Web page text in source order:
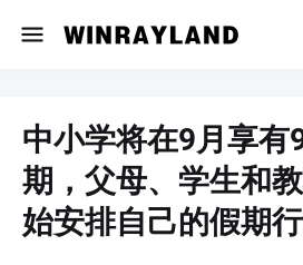
中小学将在9月享有
期，父母、学生和
始安排自己的假期